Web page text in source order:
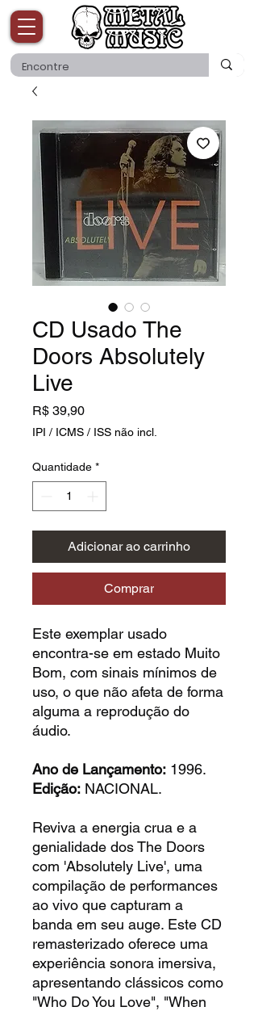
CD Usado The
Doors Absolutely
Live
R$ 39,90Preço
IPI / ICMS / ISS não incl.
Quantidade *
Adicionar ao carrinho
Comprar
Este exemplar usado
encontra-se em estado Muito
Bom, com sinais mínimos de
uso, o que não afeta de forma
alguma a reprodução do
áudio.
Ano de Lançamento: 1996.
Edição: NACIONAL.
Reviva a energia crua e a
genialidade dos The Doors
com 'Absolutely Live', uma
compilação de performances
ao vivo que capturam a
banda em seu auge. Este CD
remasterizado oferece uma
experiência sonora imersiva,
apresentando clássicos como
"Who Do You Love", "When